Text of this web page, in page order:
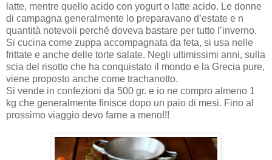
latte, mentre quello acido con yogurt o latte acido. Le donne
di campagna generalmente lo preparavano d’estate e n
quantità notevoli perché doveva bastare per tutto l’inverno.
Si cucina come zuppa accompagnata da feta, si usa nelle
frittate e anche delle torte salate. Negli ultimissimi anni, sulla
scia del risotto che ha conquistato il mondo e la Grecia pure,
viene proposto anche come trachanotto.
Si vende in confezioni da 500 gr. e io ne compro almeno 1
kg che generalmente finisce dopo un paio di mesi. Fino al
prossimo viaggio devo farne a meno!!!